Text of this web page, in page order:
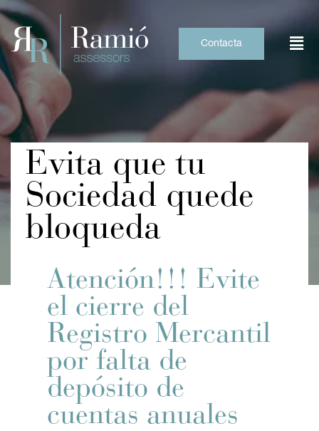
Skip
to
content
Contacta
Evita que tu
Sociedad quede
bloqueda
Atención!!! Evite
el cierre del
Registro Mercantil
por falta de
depósito de
cuentas anuales